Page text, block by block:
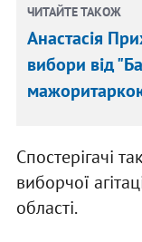
ЧИТАЙТЕ ТАКОЖ
Анастасія
вибори від
Спостерігачі
виборчої
області.